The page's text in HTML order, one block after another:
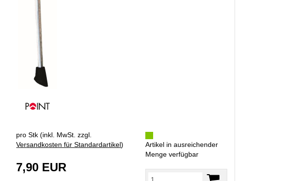
pro Stk (inkl. MwSt. zzgl.
Versandkosten für Standardartikel)
7,90 EUR
Artikel in ausreichender
Menge verfügbar